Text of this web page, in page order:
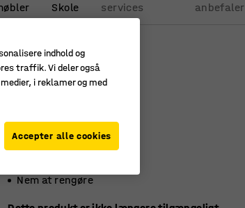
Skole
services
anbefaler
Barnestol ALDA I
Art. nr.:361088
Nem at rengøre
indhold og
traffik. Vi deler også
i reklamer og med
Accepter alle cookies